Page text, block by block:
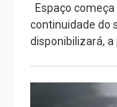
Espaço
continuidade do
disponibilizará, a